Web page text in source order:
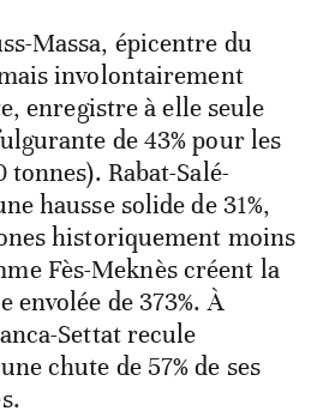
Massa, épicentre du
involontairement
enregistre à elle seule
de 43% pour les
Rabat-Salé-
hausse solide de 31%,
historiquement moins
Fès-Meknès créent la
envolée de 373%. À
Settat recule
chute de 57% de ses